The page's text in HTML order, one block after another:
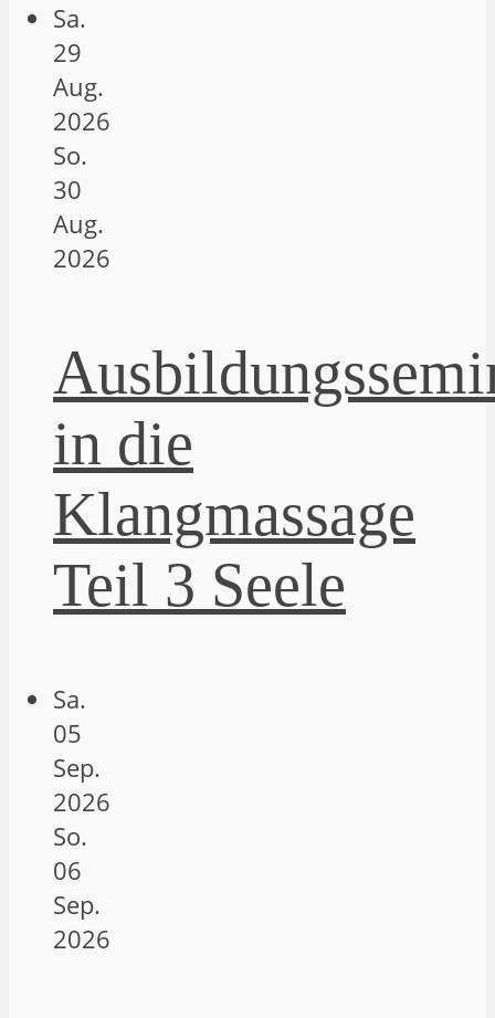
Sa.
29
Aug.
2026
So.
30
Aug.
2026
in die
Klangmassage
Teil 3 Seele
Sa.
05
Sep.
2026
So.
06
Sep.
2026